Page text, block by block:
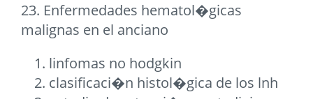
23. Enfermedades hematol�gicas
malignas en el anciano
linfomas no hodgkin
clasificaci�n histol�gica de los lnh